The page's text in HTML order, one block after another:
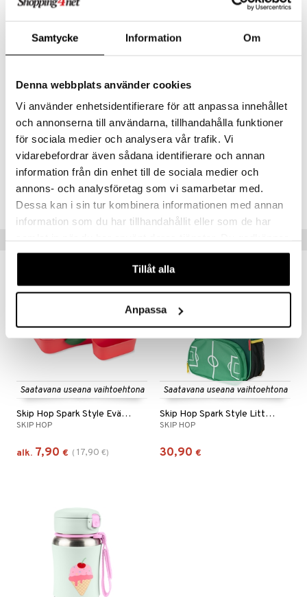
Samtycke Information Om
Denna webbplats använder cookies
Vi använder enhetsidentifierare för att anpassa innehållet
och annonserna till användarna, tillhandahålla funktioner
för sociala medier och analysera vår trafik. Vi
vidarebefordrar även sådana identifierare och annan
information från din enhet till de sociala medier och
annons- och analysföretag som vi samarbetar med.
Dessa kan i sin tur kombinera informationen med annan
information som du har tillhandahållit eller som de har
våra cookies vid fortsatt användande av vår webbplats.
Tillåt alla
Anpassa
Aterinpidike sopii useimmille aterimille
Mukana spork (lusikka + haarukka)
Käsinpesu
Koko: 9 x 9 x 12 cm
kKikki Skip Hop -valikoiman tuotteet noudattavat REACH- ja EU-
standardeja eivätkä sisällä mitään kiellettyjä kemikaaleja
Tuotenumero
Saatavana useana vaihtoehtona
Skip Hop Spark Style Eväslaatikko
SKIP HOP
alk. 7,90 € ( 17,90 €)
-56%
Saatavana useana vaihtoehtona
Skip Hop Spark Style Little Kid Backpack
SKIP HOP
30,90 €